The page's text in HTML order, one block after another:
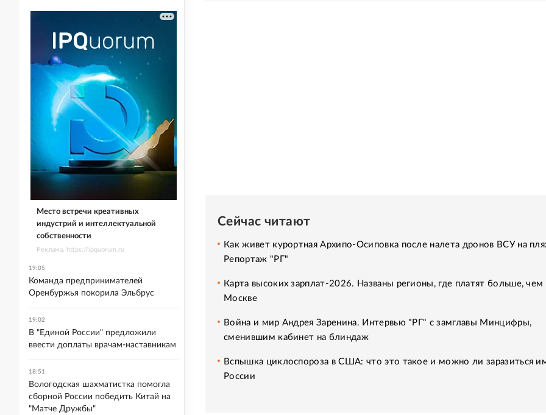
Сейчас читают
Как живет курортная Архипо-Осиповка после налета дронов ВСУ на
Репортаж "РГ"
Карта высоких зарплат-2026. Названы регионы, где платят больше, чем
Москве
Война и мир Андрея Заренина. Интервью "РГ" с замглавы Минцифры,
сменившим кабинет на блиндаж
Вспышка циклоспороза в США: что это такое и можно ли заразиться
России
Место встречи креативных
индустрий и интеллектуальной
собственности
Реклама. https://ipquorum.ru
19:05
Команда предпринимателей
Оренбуржья покорила Эльбрус
19:02
В "Единой России" предложили
ввести доплаты врачам-наставникам
18:51
Вологодская шахматистка помогла
сборной России победить Китай на
"Матче Дружбы"